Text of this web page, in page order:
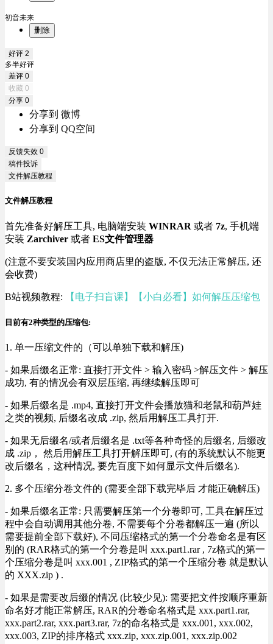
初音未来
删除
好评 2
多半好评
差评 0
收藏 0
分享 0
分享到 微博
分享到 QQ空间
反馈失效 0
稿件投诉
文件解压教程
文件解压教程
首先准备好解压工具, 电脑端安装 WINRAR 或者 7z, 手机端
安装 Zarchiver 或者 ES文件管理器
(注意不要安装国内应用商店里的盗版, 不仅无法正常解压, 还
会收费)
B站视频教程: 【电子扫盲课】【小白必看】如何解压压缩包
目前有2种类型的压缩包:
1. 单一压缩文件的（可以单独下载和解压)
- 如果后缀名正常: 直接打开文件 > 输入密码 >解压文件 > 解压
成功, 有的情况会有双层压缩, 再继续解压即可
- 如果后缀名是 .mp4, 直接打开文件会播放猫和老鼠和葫芦娃
之类的视频, 后缀名改成 .zip, 然后用解压工具打开.
- 如果无后缀名/或者后缀名是 .txt等各种奇怪的后缀名, 后缀改
成 .zip， 然后用解压工具打开解压即可, (有的系统默认不能更
改后缀名，这种情况, 要先百度下如何显示文件后缀名).
2. 多个压缩分卷文件的 (需要全部下载完毕后 才能正确解压)
- 如果后缀名正常: 只需要解压第一个分卷即可, 工具在解压过
程中会自动调用其他分卷, 不需要每个分卷都解压一遍 (所以
需要提前全部下载好), 不同压缩格式的第一个分卷命名是有区
别的 (RAR格式的第一个分卷是叫 xxx.part1.rar , 7z格式的第一
个压缩分卷是叫 xxx.001 , ZIP格式的第一个压缩分卷 就是默认
的 XXX.zip ) .
- 如果是需要改后缀的情况 (比较少见): 需要把文件按顺序重新
命名好才能正常解压, RAR的分卷命名格式是 xxx.part1.rar,
xxx.part2.rar, xxx.part3.rar, 7z的命名格式是 xxx.001, xxx.002,
xxx.003, ZIP的排序格式 xxx.zip, xxx.zip.001, xxx.zip.002